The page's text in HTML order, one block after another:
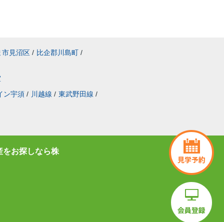
市見沼区 / 比企郡川島町 /
ン宇須 / 川越線 / 東武野田線 /
をお探しなら株